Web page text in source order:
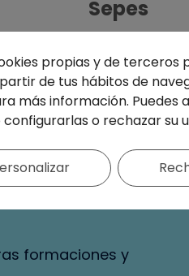
Sepes
formaciones y
propias y de terceros
de tus hábitos de
más información. Puedes
configurarlas o rechazar su